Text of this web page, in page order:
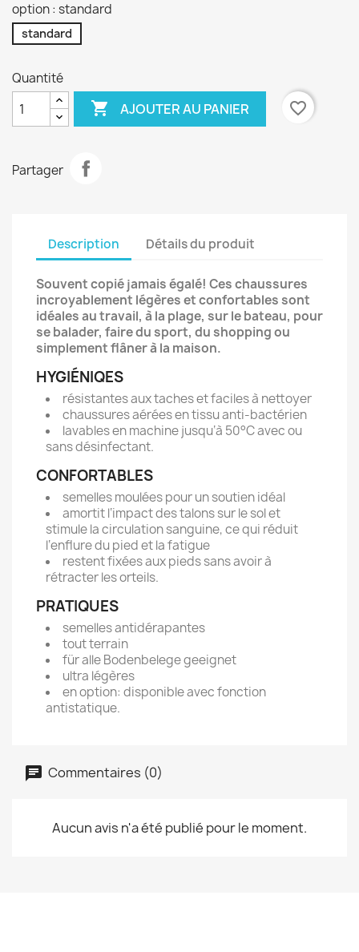
option : standard
standard
Quantité
 AJOUTER AU PANIER favorite_border
Partager
Description Détails du produit
Souvent copié jamais égalé! Ces chaussures
incroyablement légères et confortables sont
idéales au travail, à la plage, sur le bateau, pour
se balader, faire du sport, du shopping ou
simplement flâner à la maison.
HYGIÉNIQES
résistantes aux taches et faciles à nettoyer
chaussures aérées en tissu anti-bactérien
lavables en machine jusqu‘à 50°C avec ou
sans désinfectant.
CONFORTABLES
semelles moulées pour un soutien idéal
amortit l‘impact des talons sur le sol et
stimule la circulation sanguine, ce qui réduit
l‘enflure du pied et la fatigue
restent fixées aux pieds sans avoir à
rétracter les orteils.
PRATIQUES
semelles antidérapantes
tout terrain
für alle Bodenbelege geeignet
ultra légères
en option: disponible avec fonction
antistatique.
Commentaires (0)
Aucun avis n'a été publié pour le moment.